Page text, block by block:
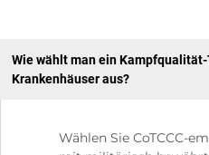
Wie wählt man ein
Krankenhäuser aus?
Wählen Sie CoTCCC-